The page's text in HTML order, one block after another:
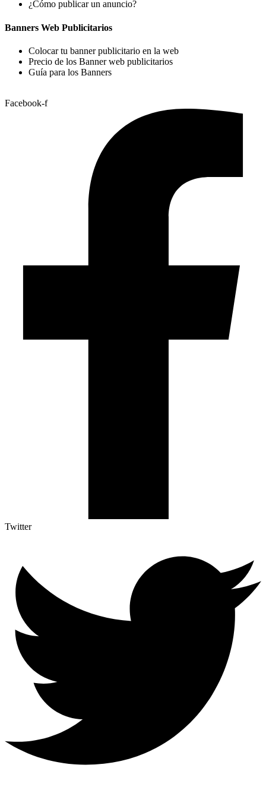
¿Cómo publicar un anuncio?
Banners Web Publicitarios
Colocar tu banner publicitario en la web
Precio de los Banner web publicitarios
Guía para los Banners
Facebook-f
Twitter